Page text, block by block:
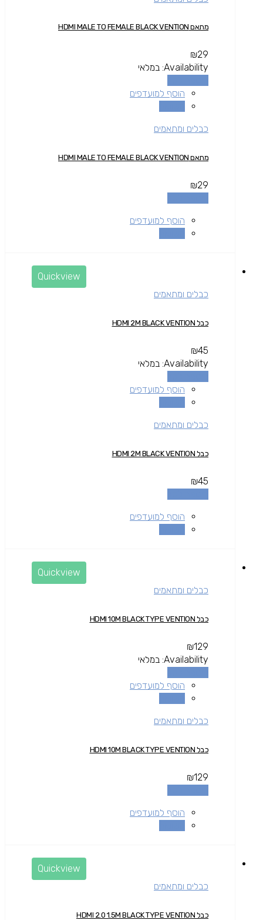
מתאם HDMI MALE TO FEMALE BLACK VENTION
₪29
Availability: במלאי
הוסף למועדפים
כבלים ומתאמים
מתאם HDMI MALE TO FEMALE BLACK VENTION
₪29
הוסף למועדפים
Quickview
כבלים ומתאמים
כבל HDMI 2M BLACK VENTION
₪45
Availability: במלאי
הוסף למועדפים
כבלים ומתאמים
כבל HDMI 2M BLACK VENTION
₪45
הוסף למועדפים
Quickview
כבלים ומתאמים
כבל HDMI 10M BLACK TYPE VENTION
₪129
Availability: במלאי
הוסף למועדפים
כבלים ומתאמים
כבל HDMI 10M BLACK TYPE VENTION
₪129
הוסף למועדפים
Quickview
כבלים ומתאמים
כבל HDMI 2.0 1.5M BLACK TYPE VENTION